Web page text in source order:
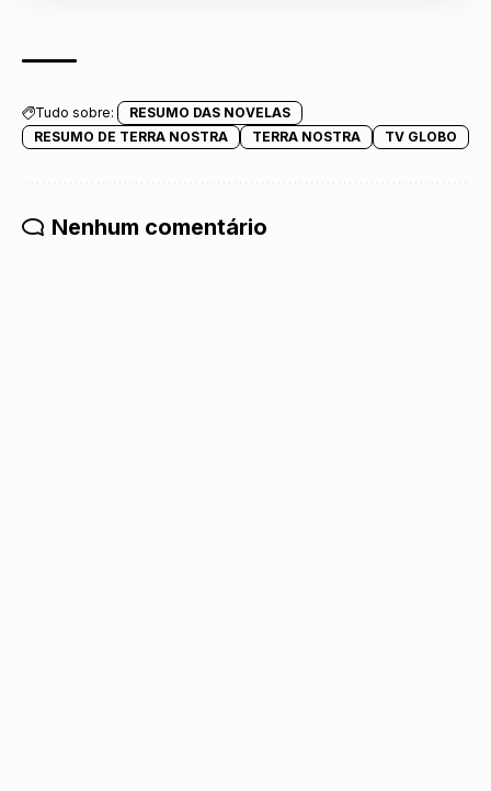
Tudo sobre:
RESUMO DAS NOVELAS
RESUMO DE TERRA NOSTRA
TERRA NOSTRA TV GLOBO
Nenhum comentário